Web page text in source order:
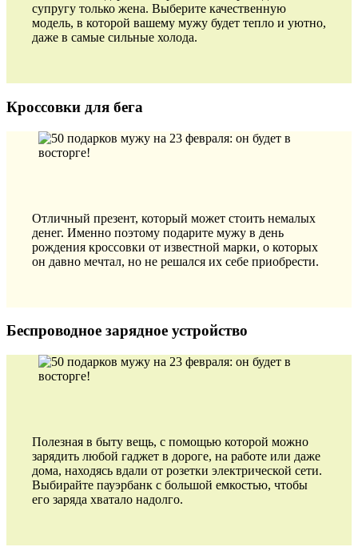
супругу только жена. Выберите качественную
модель, в которой вашему мужу будет тепло и уютно,
даже в самые сильные холода.
Кроссовки для бега
Отличный презент, который может стоить немалых
денег. Именно поэтому подарите мужу в день
рождения кроссовки от известной марки, о которых
он давно мечтал, но не решался их себе приобрести.
Беспроводное зарядное устройство
Полезная в быту вещь, с помощью которой можно
зарядить любой гаджет в дороге, на работе или даже
дома, находясь вдали от розетки электрической сети.
Выбирайте пауэрбанк с большой емкостью, чтобы
его заряда хватало надолго.